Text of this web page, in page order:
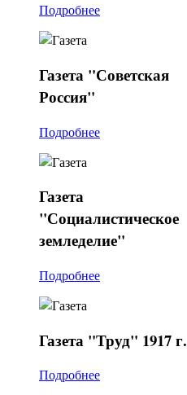
Подробнее
Газета "Советская
Россия"
Подробнее
Газета
"Социалистическое
земледелие"
Подробнее
Газета "Труд" 1917 г.
Подробнее